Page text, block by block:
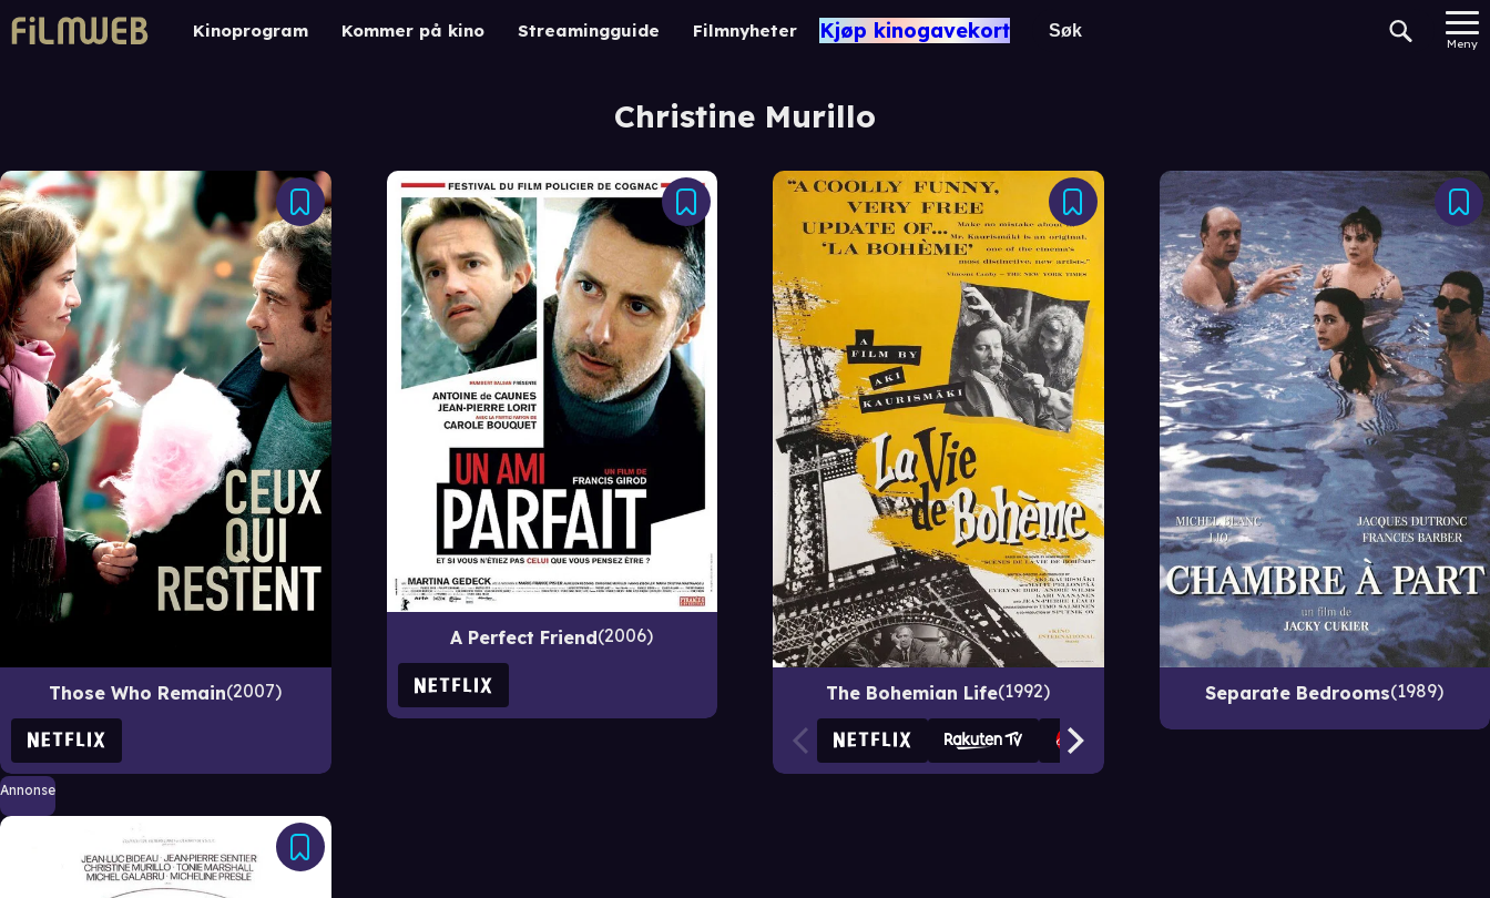
Kinoprogram Kommer på kino Streamingguide Filmnyheter Kjøp kinogavekort
Meny
Christine Murillo
Those Who Remain 2007
A Perfect Friend 2006
The Bohemian Life 1992 Separate Bedrooms 1989
Annonse